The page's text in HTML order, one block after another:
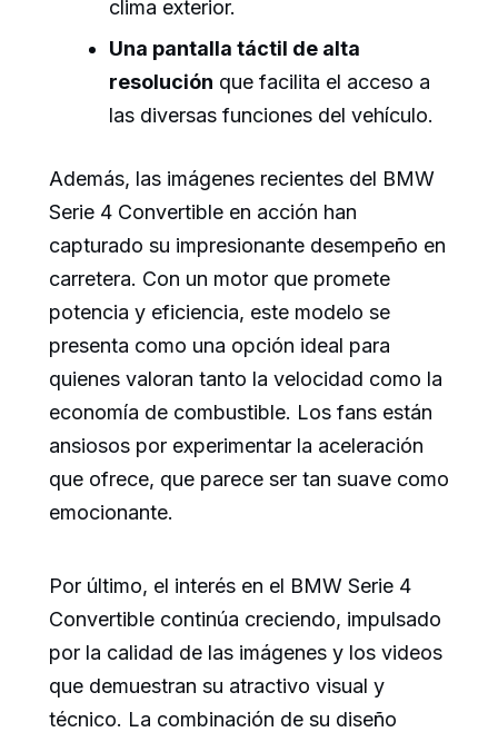
clima exterior.
Una pantalla táctil de alta
resolución que facilita el acceso a
las diversas funciones del vehículo.
Además, las imágenes recientes del BMW
Serie 4 Convertible en acción han
capturado su impresionante desempeño en
carretera. Con un motor que promete
potencia y eficiencia, este modelo se
presenta como una opción ideal para
quienes valoran tanto la velocidad como la
economía de combustible. Los fans están
ansiosos por experimentar la aceleración
que ofrece, que parece ser tan suave como
emocionante.
Por último, el interés en el BMW Serie 4
Convertible continúa creciendo, impulsado
por la calidad de las imágenes y los videos
que demuestran su atractivo visual y
técnico. La combinación de su diseño